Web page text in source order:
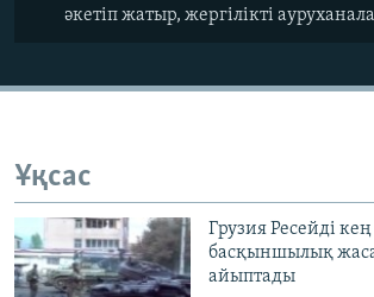
әкетіп жатыр, жергілікті
Ұқсас
Грузия Ресейді
басқыншылық
айыптады